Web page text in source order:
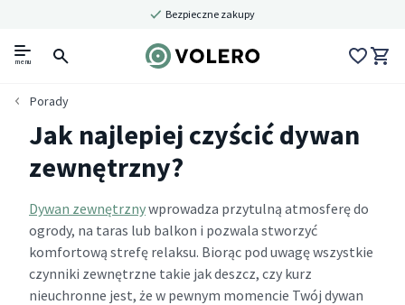
Bezpieczne zakupy
menu
Porady
Jak najlepiej czyścić dywan
zewnętrzny?
Dywan zewnętrznywprowadza przytulną atmosferę do
ogrody, na taras lub balkon i pozwala stworzyć
komfortową strefę relaksu. Biorąc pod uwagę wszystkie
czynniki zewnętrzne takie jak deszcz, czy kurz
nieuchronne jest, że w pewnym momencie Twój dywan